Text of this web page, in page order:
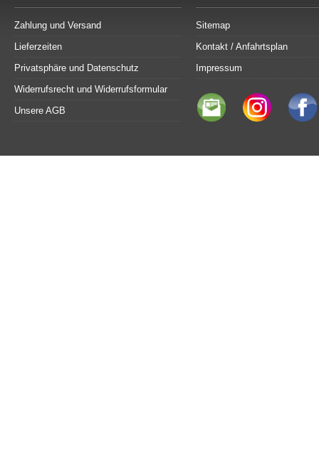
Zahlung und Versand
Lieferzeiten
Privatsphäre und Datenschutz
Widerrufsrecht und Widerrufsformular
Unsere AGB
Sitemap
Kontakt / Anfahrtsplan
Impressum